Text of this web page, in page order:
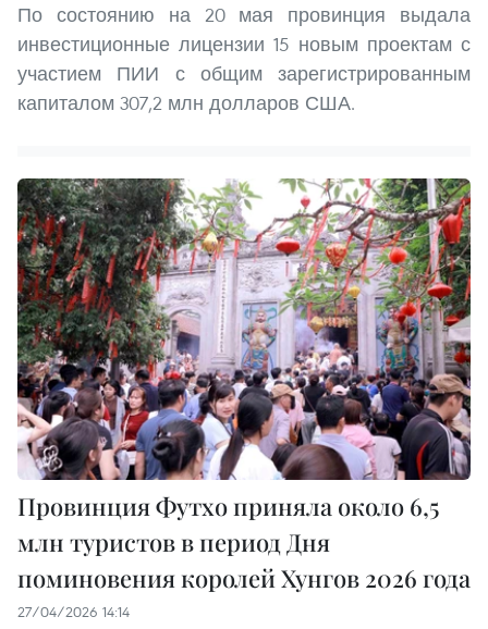
По состоянию на 20 мая провинция выдала
инвестиционные лицензии 15 новым проектам с
участием ПИИ с общим зарегистрированным
капиталом 307,2 млн долларов США.
Провинция Футхо приняла около 6,5
млн туристов в период Дня
поминовения королей Хунгов 2026 года
27/04/2026 14:14